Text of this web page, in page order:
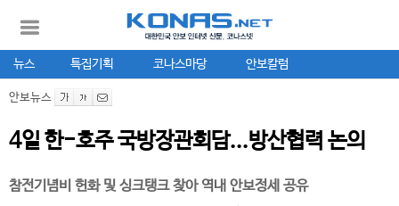
뉴스 특집기획 코나스마당 안보칼럼
안보뉴스
4일 한-호주 국방장관회담...방산협력 논의
참전기념비 헌화 및 싱크탱크 찾아 역내 안보정세 공유